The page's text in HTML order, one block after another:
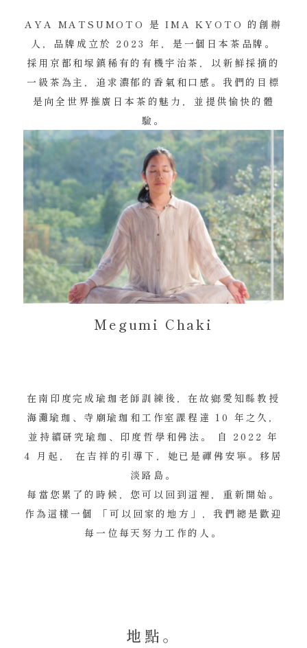
AYA MATSUMOTO 是 IMA KYOTO 的創辦
人，品牌成立於 2023 年，是一個日本茶品牌。
採用京都和塚鎮稀有的有機宇治茶，以新鮮採摘的
一級茶為主，追求濃郁的香氣和口感。我們的目標
是向全世界推廣日本茶的魅力，並提供愉快的體
驗。
Megumi Chaki
在南印度完成瑜珈老師訓練後，在故鄉愛知縣教授
海灘瑜珈、寺廟瑜珈和工作室課程達 10 年之久，
並持續研究瑜珈、印度哲學和佛法。 自 2022 年
4 月起， 在吉祥的引導下，她已是禪佛安寧。移居
淡路島。
每當您累了的時候，您可以回到這裡，重新開始。
作為這樣一個 「可以回家的地方」，我們總是歡迎
每一位每天努力工作的人。
地點。